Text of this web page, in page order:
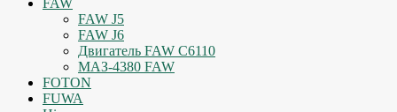
FAW
FAW J5
FAW J6
Двигатель FAW C6110
МАЗ-4380 FAW
FOTON
FUWA